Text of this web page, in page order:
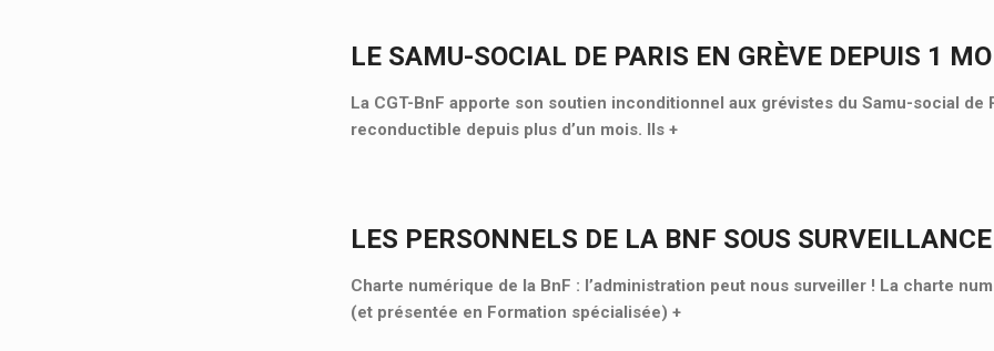
LE SAMU-SOCIAL DE PARIS EN GRÈVE DEPUIS 1
La CGT-BnF apporte son soutien inconditionnel aux grévistes du Samu-social de
reconductible depuis plus d’un mois. Ils +
LES PERSONNELS DE LA BNF SOUS
Charte numérique de la BnF : l’administration peut nous surveiller ! La charte
(et présentée en Formation spécialisée) +